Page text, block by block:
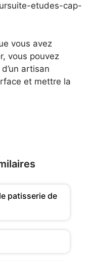
etudes-cap-
vous avez
vous pouvez
artisan
et mettre la
patisserie de